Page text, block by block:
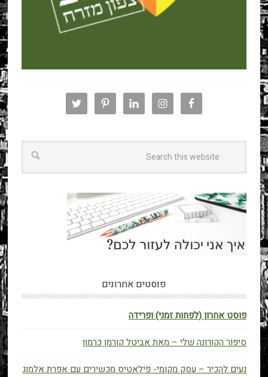
פוסטים אחרונים
פוסט אחרון (לפחות זמני) ופרידה
סיפור הקורונה שלי – מאת אביטל קורמן כרמון
נעים להכיר – עסק מקומי- פילאטיס מכשירים עם אפרת אלמוג